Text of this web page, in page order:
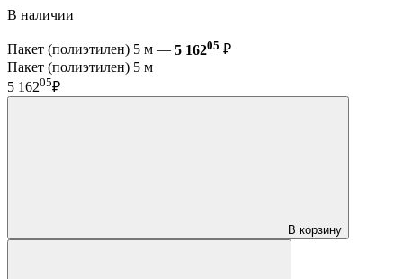
В наличии
Пакет (полиэтилен) 5 м — 5 16205 ₽
Пакет (полиэтилен) 5 м
5 16205₽
В корзину